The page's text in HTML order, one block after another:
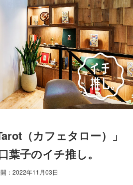
（カフェタロー）」
葉子のイチ推し。
：2022年11月03日